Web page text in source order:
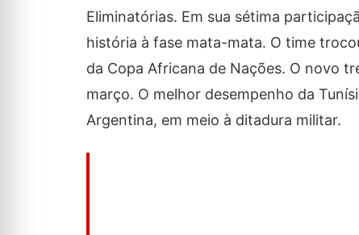
Eliminatórias. Em sua sétima
história à fase mata-mata. O time
da Copa Africana de Nações. O novo
março. O melhor desempenho da
Argentina, em meio à ditadura militar.